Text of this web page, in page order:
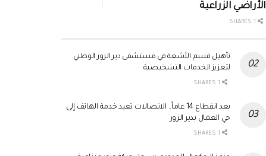
الأراضي الزراعية
تأهيل قسم الأشعة في مستشفى دير الزور الوطني
لتعزيز الخدمات التشخيصية
بعد انقطاع 14 عاماً.. الاتصالات تعيد خدمة الهاتف إلى
حي العمال بدير الزور